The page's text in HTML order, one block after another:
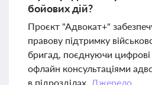
бойових дій?
Проєкт "Адвокат+"
правову підтримку
бригад, поєднуючи цифрові
офлайн консультаціями
в підрозділах. Джерело